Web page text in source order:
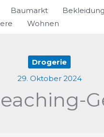
Baumarkt Bekleidung
Wohnen
Drogerie
29. Oktober 2024